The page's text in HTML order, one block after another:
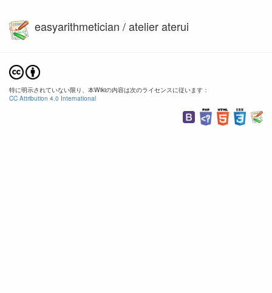
easyarithmetician / atelier aterui
特に明示されていない限り、本Wikiの内容は次のライセンスに従います：
CC Attribution 4.0 International